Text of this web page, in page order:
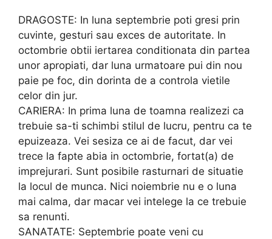
DRAGOSTE: In luna septembrie poti gresi prin
cuvinte, gesturi sau exces de autoritate. In
octombrie obtii iertarea conditionata din partea
unor apropiati, dar luna urmatoare pui din nou
paie pe foc, din dorinta de a controla vietile
celor din jur.
CARIERA: In prima luna de toamna realizezi ca
trebuie sa-ti schimbi stilul de lucru, pentru ca te
epuizeaza. Vei sesiza ce ai de facut, dar vei
trece la fapte abia in octombrie, fortat(a) de
imprejurari. Sunt posibile rasturnari de situatie
la locul de munca. Nici noiembrie nu e o luna
mai calma, dar macar vei intelege la ce trebuie
sa renunti.
SANATATE: Septembrie poate veni cu